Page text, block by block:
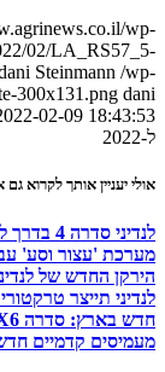
wp-
02/LA_RS57_5-
Steinmann /wp-
300x131.png dani
02-09 18:43:53
ל-2022
אולי יעניין אותך לקרוא
לנדיני סדרה 4 בדרך לארץ
מערכת 'עצור וסע'
הירקן החדש של
לנדיני תייצר
חדש בארץ: סדרה X6 ו-X7 של מק'קורמיק
מעמיסים קדמיים